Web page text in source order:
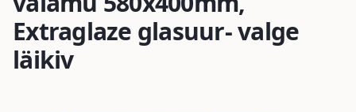
Extraglaze glasuur- valge
läikiv